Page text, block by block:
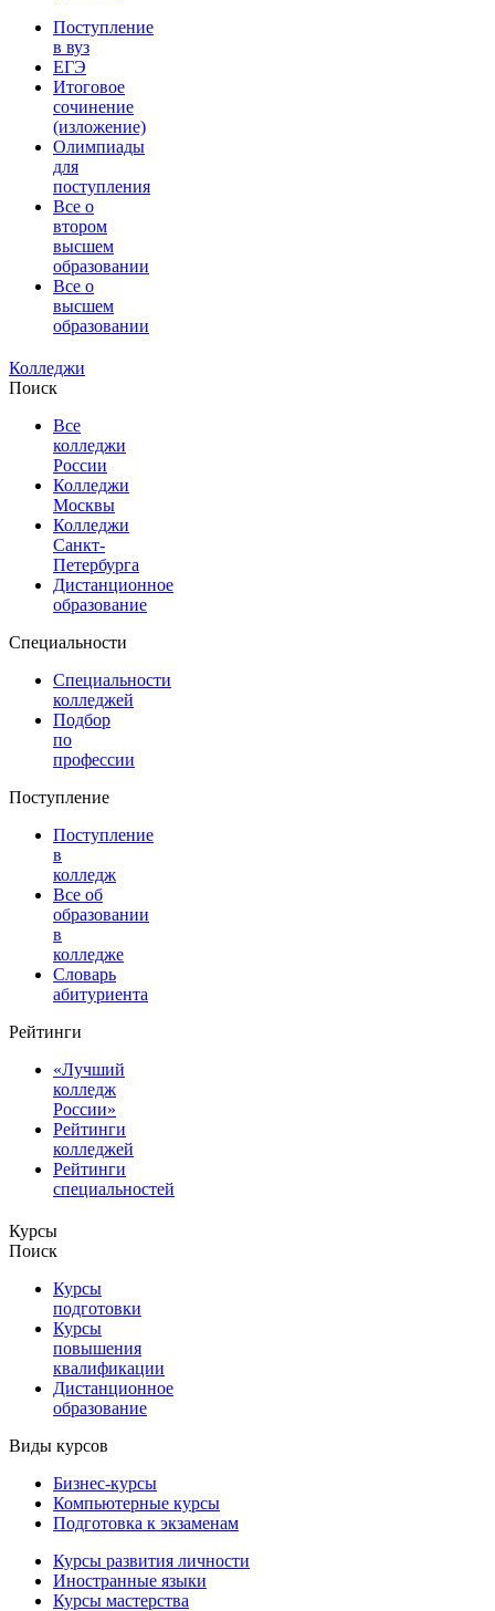
Поступление
в вуз
ЕГЭ
Итоговое
сочинение
(изложение)
Олимпиады
для
поступления
Все о
втором
высшем
образовании
Все о
высшем
образовании
Колледжи
Поиск
Все
колледжи
России
Колледжи
Москвы
Колледжи
Санкт-
Петербурга
Дистанционное
образование
Специальности
Специальности
колледжей
Подбор
по
профессии
Поступление
Поступление
в
колледж
Все об
образовании
в
колледже
Словарь
абитуриента
Рейтинги
«Лучший
колледж
России»
Рейтинги
колледжей
Рейтинги
специальностей
Курсы
Поиск
Курсы
подготовки
Курсы
повышения
квалификации
Дистанционное
образование
Виды курсов
Бизнес-курсы
Компьютерные курсы
Подготовка к экзаменам
Курсы развития личности
Иностранные языки
Курсы мастерства